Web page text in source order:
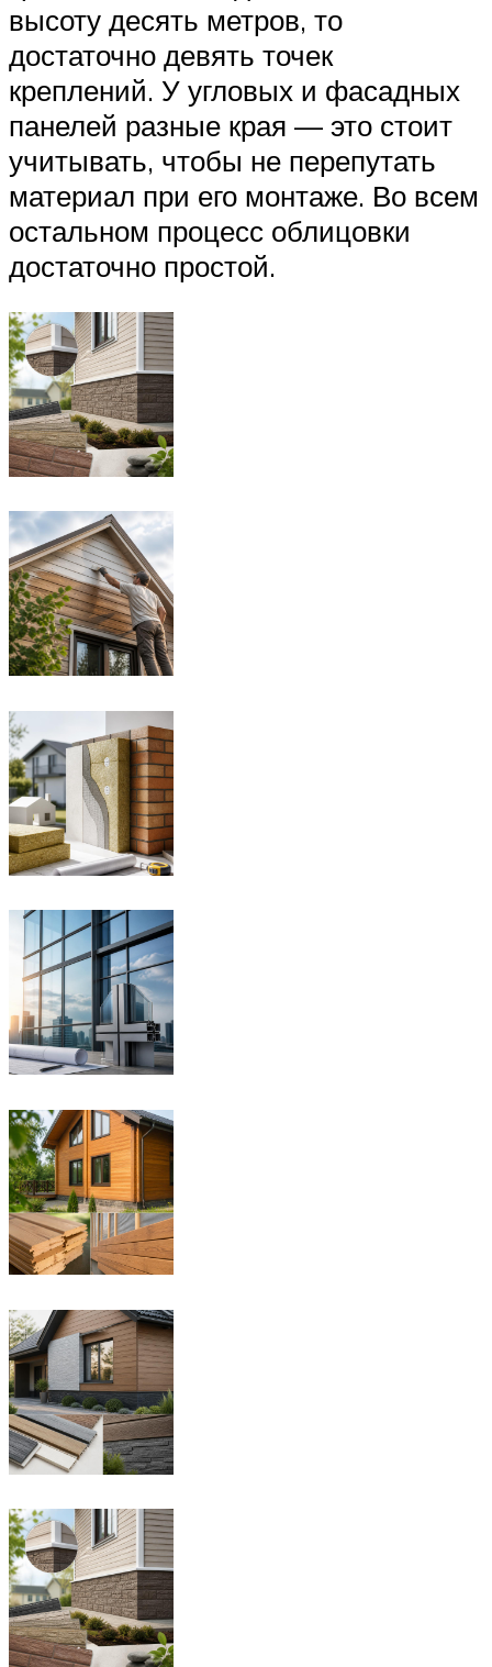
высоту десять метров, то
достаточно девять точек
креплений. У угловых и фасадных
панелей разные края — это стоит
учитывать, чтобы не перепутать
материал при его монтаже. Во всем
остальном процесс облицовки
достаточно простой.